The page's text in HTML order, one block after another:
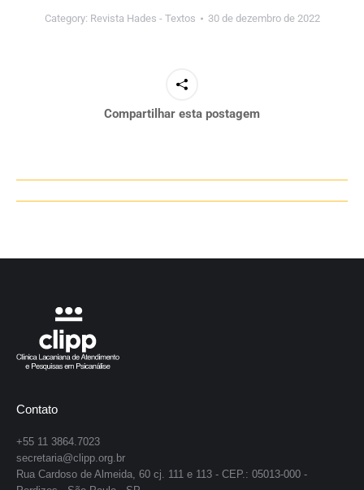
Category: Revista Hades - Textos 30 de dezembro de 2022
Compartilhar esta postagem
Navegação
post:
Contato
+55 11 3864.7023
secretaria@clipp.org.br
Rua Cardoso de Almeida, 60 cj. 111 e 113 - CEP.: 05013-000 -